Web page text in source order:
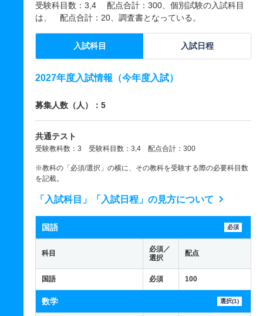
受験科目数：3,4 配点合計：300、個別試験の入試科目
は、 配点合計：20、調査書となっている。
入試科目 入試日程
2027年度入試情報（今年度入試）
募集人数（人）：5
共通テスト
受験教科数：3 受験科目数：3,4 配点合計：300
※教科の「必須/選択」の横に、その教科を受験する際の必要科目数
を記載。
「入試科目」「入試日程」の見方について
国語 必須
科目
必須／
選択
配点
国語 必須 100
数学 選択(1)